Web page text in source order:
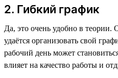
2. Гибкий график
Да, это очень удобно в теории.
удаётся организовать свой
рабочий день может
влияет на качество работы и